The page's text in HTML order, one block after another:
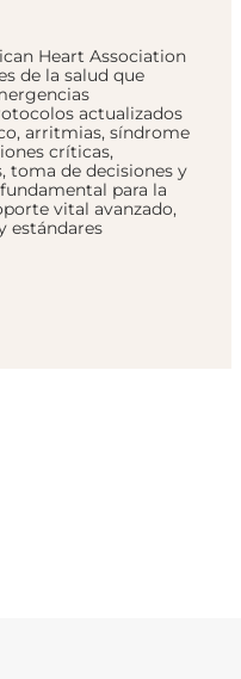
Heart Association
de la salud que
actualizados
arritmias, síndrome
críticas,
toma de decisiones y
para la
vital avanzado,
estándares